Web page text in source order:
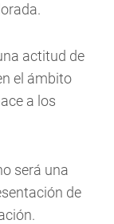
actitud de
el ámbito
a los
será una
de